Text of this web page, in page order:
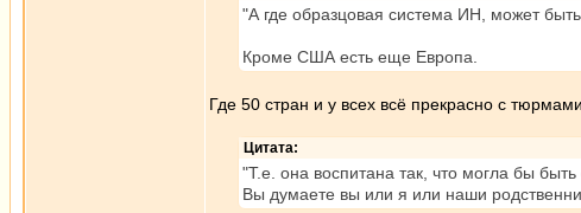
"А где образцовая система ИН, может
Кроме США есть еще Европа.
Где 50 стран и у всех всё прекрасно с
Цитата:
"Т.е. она воспитана так, что могла бы
Вы думаете вы или я или наши